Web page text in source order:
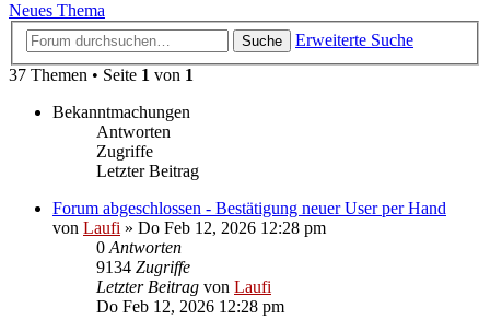
Neues Thema
Suche
Erweiterte Suche
37 Themen • Seite 1 von 1
Bekanntmachungen
Antworten
Zugriffe
Letzter Beitrag
Forum abgeschlossen - Bestätigung neuer User per Hand
von Laufi » Do Feb 12, 2026 12:28 pm
0 Antworten
9134 Zugriffe
Letzter Beitrag von Laufi
Do Feb 12, 2026 12:28 pm